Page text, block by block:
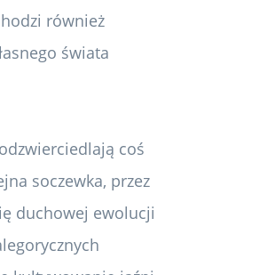
również
świata
coś
soczewka, przez
duchowej ewolucji